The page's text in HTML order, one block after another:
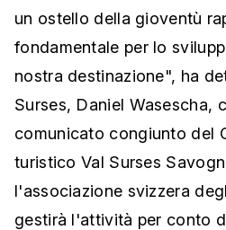
un ostello della gioventù
fondamentale per lo
nostra destinazione", ha
Surses, Daniel Wasescha,
comunicato congiunto del
turistico Val Surses
l'associazione svizzera
gestirà l'attività per conto